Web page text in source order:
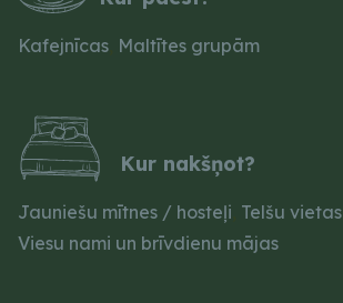
Kafejnīcas Maltītes grupām
Kur nakšņot?
Jauniešu mītnes / hosteļi Telšu vietas
Viesu nami un brīvdienu mājas